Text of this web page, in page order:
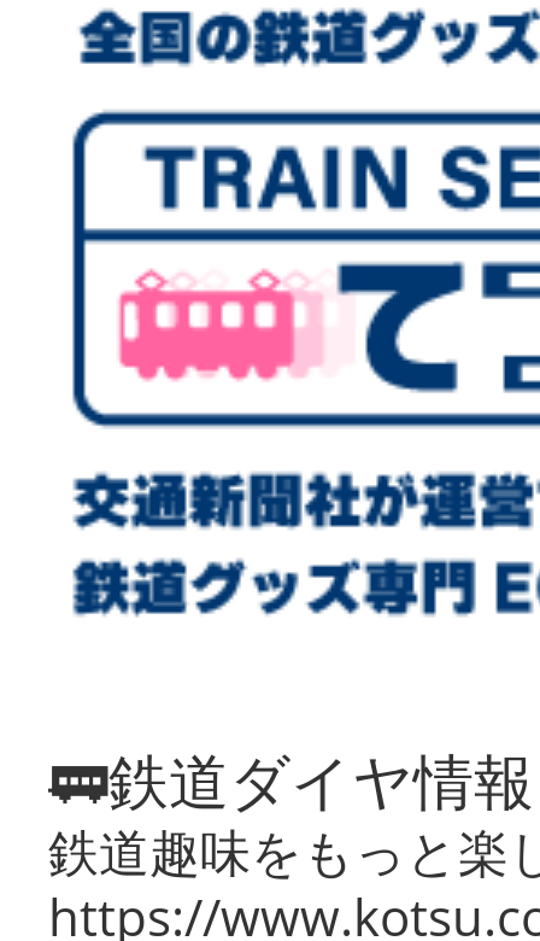
🚃鉄道ダイヤ情
鉄道趣味をもっと楽
https://